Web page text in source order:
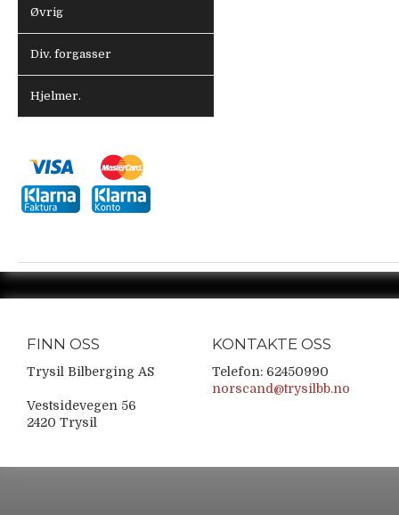
Øvrig
Div. forgasser
Hjelmer.
FINN OSS
Trysil Bilberging AS
Vestsidevegen 56
2420 Trysil
KONTAKTE OSS
Telefon: 62450990
norscand@trysilbb.no